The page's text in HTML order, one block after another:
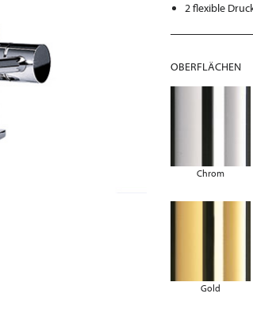
2 flexible
OBERFLÄCHEN
Chrom
Gold